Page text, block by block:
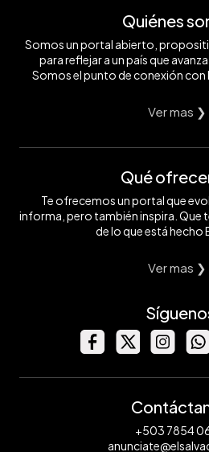
Quiénes
Somos un portal abierto,
para reflejar a un país que
Somos el punto de conexión con
Ver mas ❯
Qué
Te ofrecemos un portal que
informa, pero también inspira. Que
de lo que está hecho
Ver mas ❯
+503 7854